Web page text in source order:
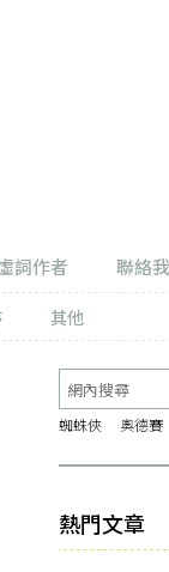
詞作者
聯絡
其他
蜘蛛俠 奧德賽
熱門文章